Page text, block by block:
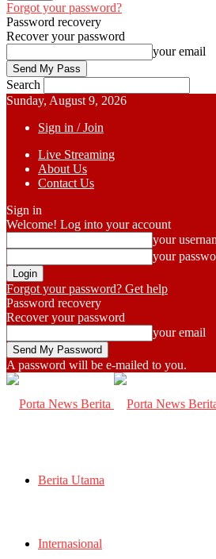
Forgot your password?
Password recovery
Recover your password
your email
Search
Sunday, August 9, 2026
Sign in / Join
Live Streaming
About Us
Contact Us
Sign in
Welcome! Log into your account
your
your
Forgot your password? Get help
Password recovery
Recover your password
your email
A password will be e-mailed to you.
Berita Utama
Internasional